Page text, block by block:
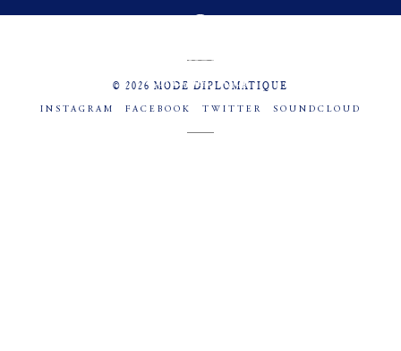
© 2026 MODE DIPLOMATIQUE
INSTAGRAM FACEBOOK TWITTER SOUNDCLOUD